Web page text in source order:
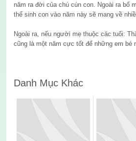
năm ra đời của chú cún con. Ngoài ra bố
thể sinh con vào năm này sẽ mang về
Ngoài ra, nếu người mẹ thuộc các tuổi:
cũng là một năm cực tốt để những em bé
Danh Mục Khác